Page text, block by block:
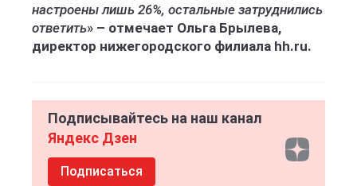
настроены лишь 26%, остальные затруднились
ответить» – отмечает Ольга Брылева,
директор нижегородского филиала hh.ru.
Подписывайтесь на наш канал
Яндекс Дзен
Подписаться